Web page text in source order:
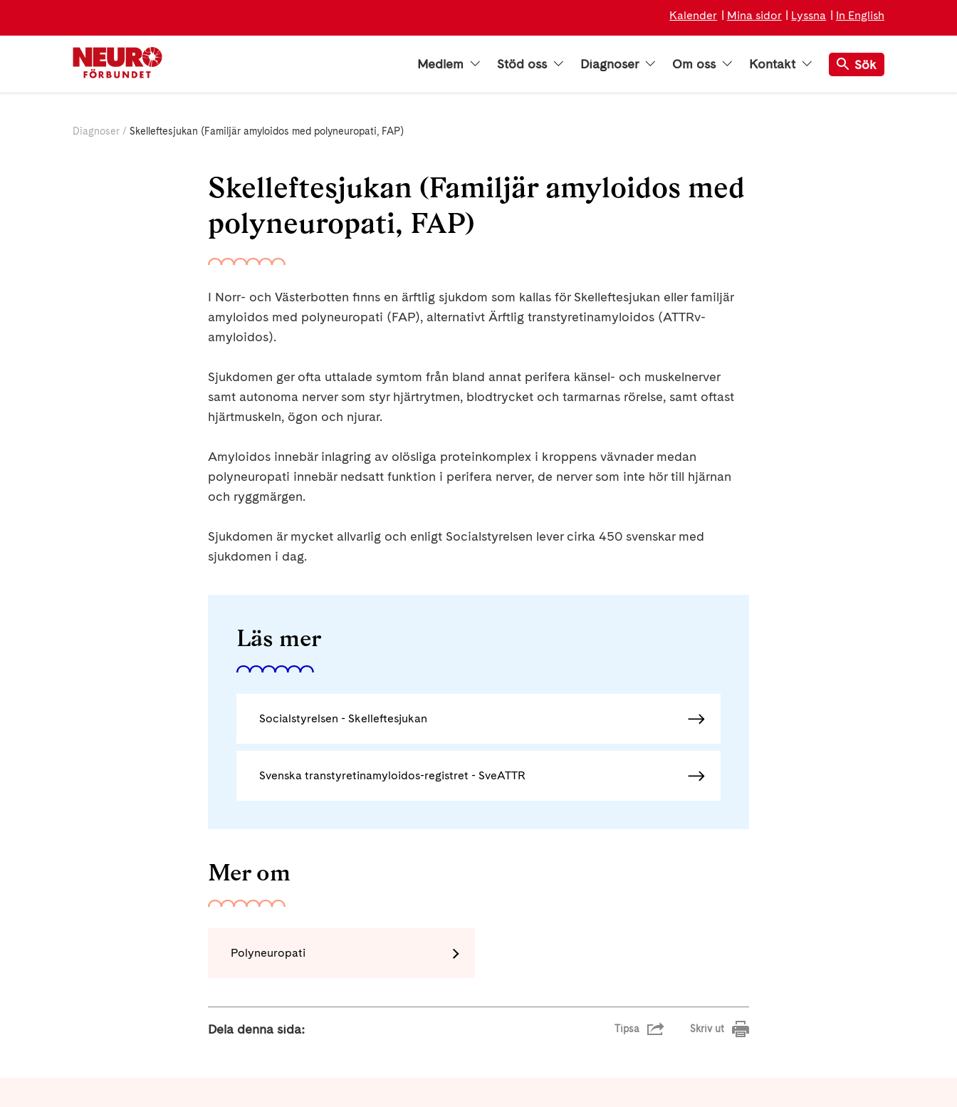
Kalender Mina sidor Lyssna In English
Medlem Stöd oss Diagnoser Om oss Kontakt Sök
Diagnoser Skelleftesjukan (Familjär amyloidos med polyneuropati, FAP)
Skelleftesjukan (Familjär amyloidos med
polyneuropati, FAP)
I Norr- och Västerbotten finns en ärftlig sjukdom som kallas för Skelleftesjukan eller familjär
amyloidos med polyneuropati (FAP), alternativt Ärftlig transtyretinamyloidos (ATTRv-
amyloidos).
Sjukdomen ger ofta uttalade symtom från bland annat perifera känsel- och muskelnerver
samt autonoma nerver som styr hjärtrytmen, blodtrycket och tarmarnas rörelse, samt oftast
hjärtmuskeln, ögon och njurar.
Amyloidos innebär inlagring av olösliga proteinkomplex i kroppens vävnader medan
polyneuropati innebär nedsatt funktion i perifera nerver, de nerver som inte hör till hjärnan
och ryggmärgen.
Sjukdomen är mycket allvarlig och enligt Socialstyrelsen lever cirka 450 svenskar med
sjukdomen i dag.
Läs mer
Socialstyrelsen - Skelleftesjukan
Svenska transtyretinamyloidos-registret - SveATTR
Mer om
Polyneuropati
Dela denna sida: Tipsa Skriv ut